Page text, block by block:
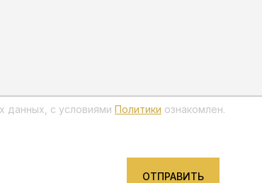
данных, с условиями Политики ознакомлен.
ОТПРАВИТЬ